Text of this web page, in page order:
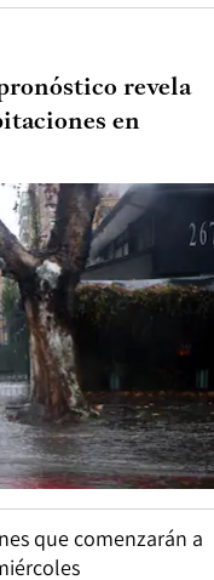
revela
en
que comenzarán a